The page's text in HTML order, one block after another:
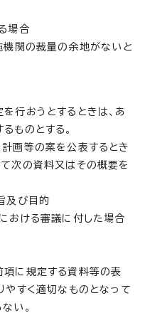
場合
関の裁量の余地がないと
行おうとするときは、あ
ものとする。
画等の案を公表するとき
次の資料又はその概要を
及び目的
おける審議に付した場合
に規定する資料等の表
やすく適切なものとなって
い。